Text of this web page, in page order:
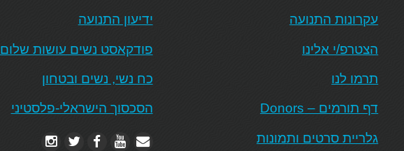
עקרונות התנועה
הצטרפ/י אלינו
תרמו לנו
דף תורמים – Donors
גלריית סרטים ותמונות
ידיעון התנועה
פודקאסט נשים עושות שלום
כח נשי, נשים ובטחון
הסכסוך הישראלי-פלסטיני